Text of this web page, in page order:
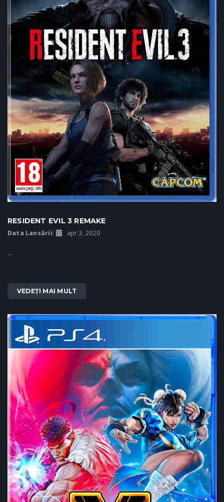
RESIDENT EVIL 3 REMAKE
Data Lansării: apr 3, 2020
...
VEDEȚI MAI MULT